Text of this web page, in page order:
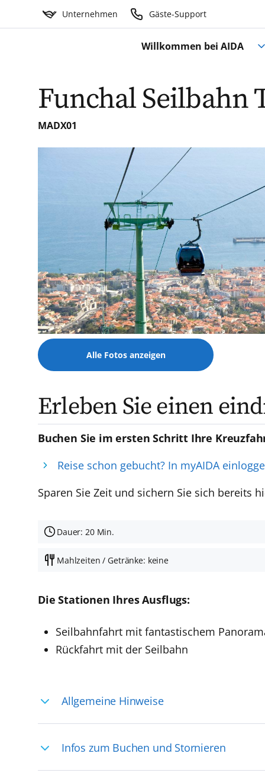
Unternehmen Gäste-Support
Willkommen bei AIDA
Funchal Seilbahn
MADX01
Alle Fotos anzeigen
Erleben Sie einen
Buchen Sie im ersten Schritt Ihre
Reise schon gebucht? In myAIDA
Sparen Sie Zeit und sichern Sie sich bereits
Dauer: 20 Min.
Mahlzeiten / Getränke: keine
Die Stationen Ihres Ausflugs:
Seilbahnfahrt mit fantastischem
Rückfahrt mit der Seilbahn
Allgemeine Hinweise
selten, sodass dort englischsprachige
das Reiseerlebnis
Infos zum Buchen und Stornieren